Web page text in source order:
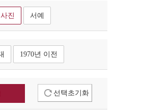
사진 서예
1970년 이전
선택초기화